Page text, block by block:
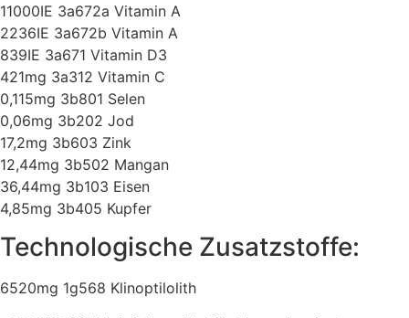
11000IE 3a672a Vitamin A
2236IE 3a672b Vitamin A
839IE 3a671 Vitamin D3
421mg 3a312 Vitamin C
0,115mg 3b801 Selen
0,06mg 3b202 Jod
17,2mg 3b603 Zink
12,44mg 3b502 Mangan
36,44mg 3b103 Eisen
4,85mg 3b405 Kupfer
Technologische Zusatzstoffe:
6520mg 1g568 Klinoptilolith